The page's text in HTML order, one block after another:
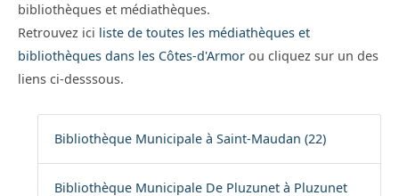
bibliothèques et médiathèques.
Retrouvez ici liste de toutes les médiathèques et
bibliothèques dans les Côtes-d'Armor ou cliquez sur un des
liens ci-desssous.
Bibliothèque Municipale à Saint-Maudan (22)
Bibliothèque Municipale De Pluzunet à Pluzunet